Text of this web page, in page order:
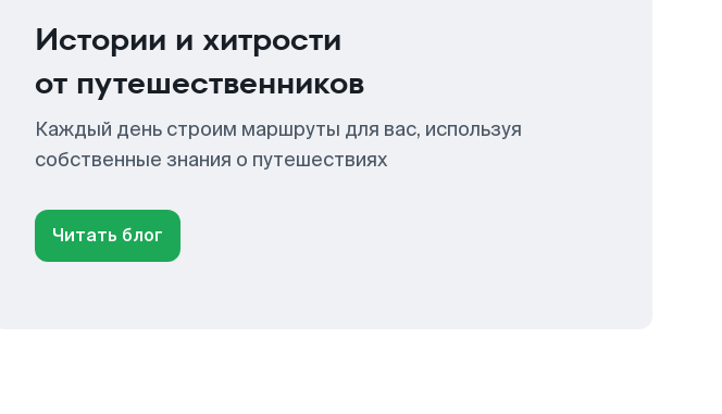
Истории и хитрости
от путешественников
Каждый день строим маршруты для вас, используя
собственные знания о путешествиях
Читать блог